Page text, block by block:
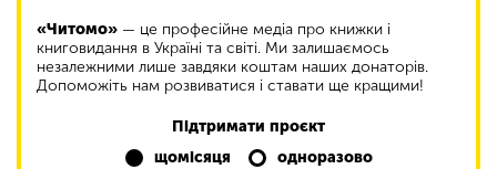
«Читомо» — це професійне медіа про книжки і
книговидання в Україні та світі. Ми залишаємось
незалежними лише завдяки коштам наших донаторів.
Допоможіть нам розвиватися і ставати ще кращими!
Підтримати проєкт
щомісяця
одноразово